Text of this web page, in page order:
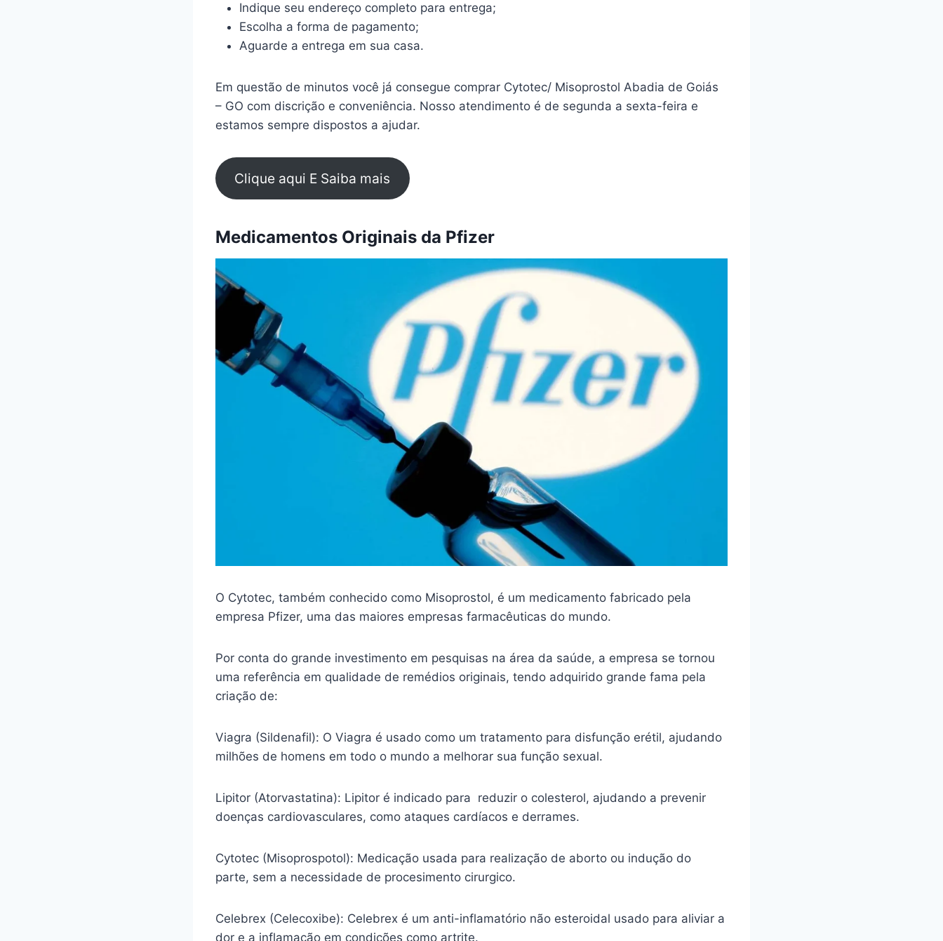
Indique seu endereço completo para entrega;
Escolha a forma de pagamento;
Aguarde a entrega em sua casa.
Em questão de minutos você já consegue comprar Cytotec/ Misoprostol Abadia de Goiás
– GO com discrição e conveniência. Nosso atendimento é de segunda a sexta-feira e
estamos sempre dispostos a ajudar.
Clique aqui E Saiba mais
Medicamentos Originais da Pfizer
O Cytotec, também conhecido como Misoprostol, é um medicamento fabricado pela
empresa Pfizer, uma das maiores empresas farmacêuticas do mundo.
Por conta do grande investimento em pesquisas na área da saúde, a empresa se tornou
uma referência em qualidade de remédios originais, tendo adquirido grande fama pela
criação de:
Viagra (Sildenafil): O Viagra é usado como um tratamento para disfunção erétil, ajudando
milhões de homens em todo o mundo a melhorar sua função sexual.
Lipitor (Atorvastatina): Lipitor é indicado para reduzir o colesterol, ajudando a prevenir
doenças cardiovasculares, como ataques cardíacos e derrames.
Cytotec (Misoprospotol): Medicação usada para realização de aborto ou indução do
parte, sem a necessidade de procesimento cirurgico.
Celebrex (Celecoxibe): Celebrex é um anti-inflamatório não esteroidal usado para aliviar a
dor e a inflamação em condições como artrite.